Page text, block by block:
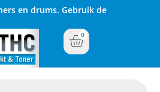
en drums. Gebruik de
0